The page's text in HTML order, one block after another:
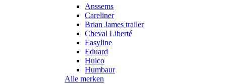
Anssems
Careliner
Brian James trailer
Cheval Liberté
Easyline
Eduard
Hulco
Humbaur
Alle merken